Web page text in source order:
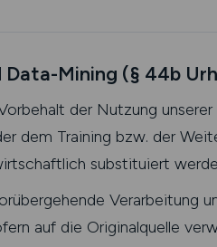
Mining (§ 44b
der Nutzung
dem Training bzw. der
substituiert
Verarbeitung
auf die Originalquelle